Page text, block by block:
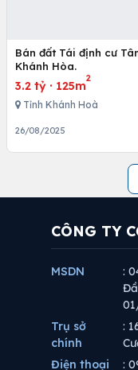
Bán đất Tái định cư
Khánh Hòa.
3.2 tỷ · 125m
2
Tỉnh Khánh Hoà
26/08/2025
CÔNG TY
MSDN
:
Trụ sở
chính
:
Điện thoại
: